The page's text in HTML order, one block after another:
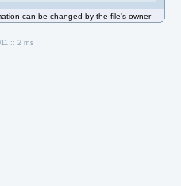
can be changed by the file's owner
:: 2 ms